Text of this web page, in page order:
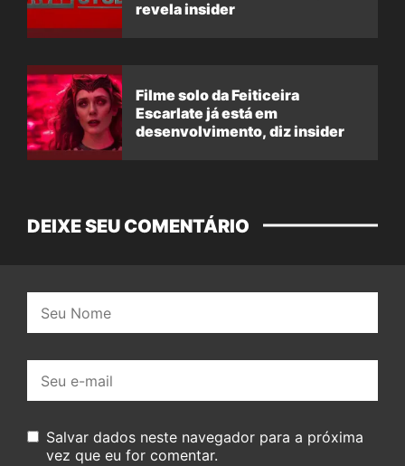
revela insider
Filme solo da Feiticeira
Escarlate já está em
desenvolvimento, diz insider
DEIXE SEU COMENTÁRIO
mail:
Salvar dados neste navegador para a próxima
vez que eu for comentar.